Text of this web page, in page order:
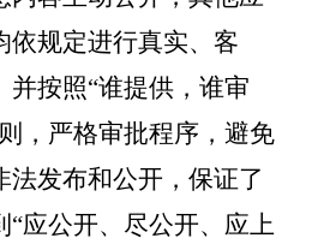
依规定进行真实、客
并按照“谁提供，谁审
，严格审批程序，避免
法发布和公开，保证了
“应公开、尽公开、应上